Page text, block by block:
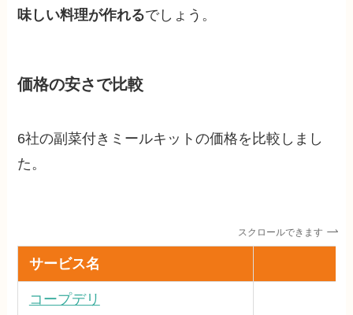
味しい料理が作れるでしょう。
価格の安さで比較
6社の副菜付きミールキットの価格を比較しまし
た。
スクロールできます
サービス名
コープデリ